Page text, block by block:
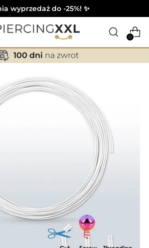
wyprzedaż do -25%! ✨
0
✕
100 dni na zwrot